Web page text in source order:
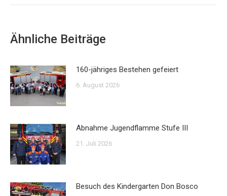
Ähnliche Beiträge
160-jähriges Bestehen gefeiert
6. August 2026
Abnahme Jugendflamme Stufe III
21. Juli 2026
Besuch des Kindergarten Don Bosco